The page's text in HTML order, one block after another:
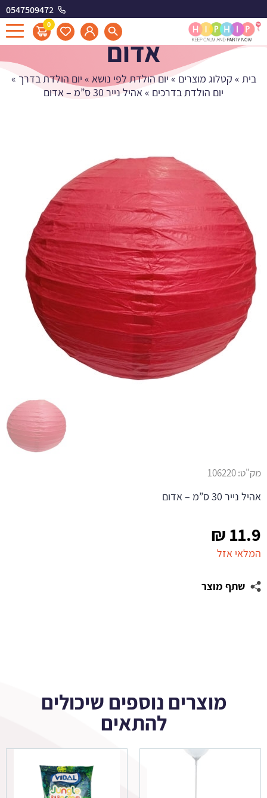
0547509472
0
אהיל נייר 30 ס"מ -
אדום
בית » קטלוג מוצרים » יום הולדת לפי נושא » יום הולדת בדרך »
יום הולדת בדרכים »אהיל נייר 30 ס”מ – אדום
11.9
₪
המלאי אזל
שתף מוצר
מק"ט:106220
אהיל נייר 30 ס”מ – אדום
מוצרים נוספים שיכולים
להתאים